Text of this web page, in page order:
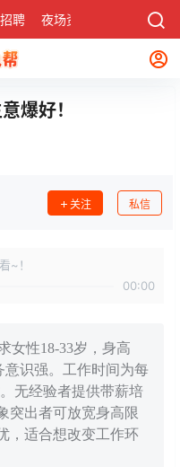
聘 夜场资讯 社区
爆好！
关注 私信
~！
00:00
女性18-33岁，身高
意识强。工作时间为每
无经验者提供带薪培
突出者可放宽身高限
，适合想改变工作环